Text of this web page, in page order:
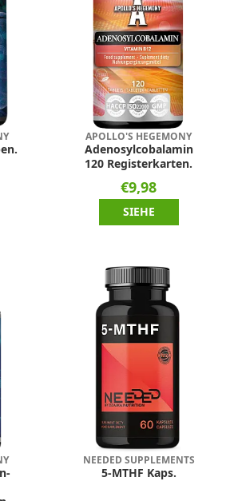
APOLLO'S HEGEMONY
Adenosylcobalamin
120 Registerkarten.
€9,98
SIEHE
NEEDED SUPPLEMENTS
5-MTHF Kaps.